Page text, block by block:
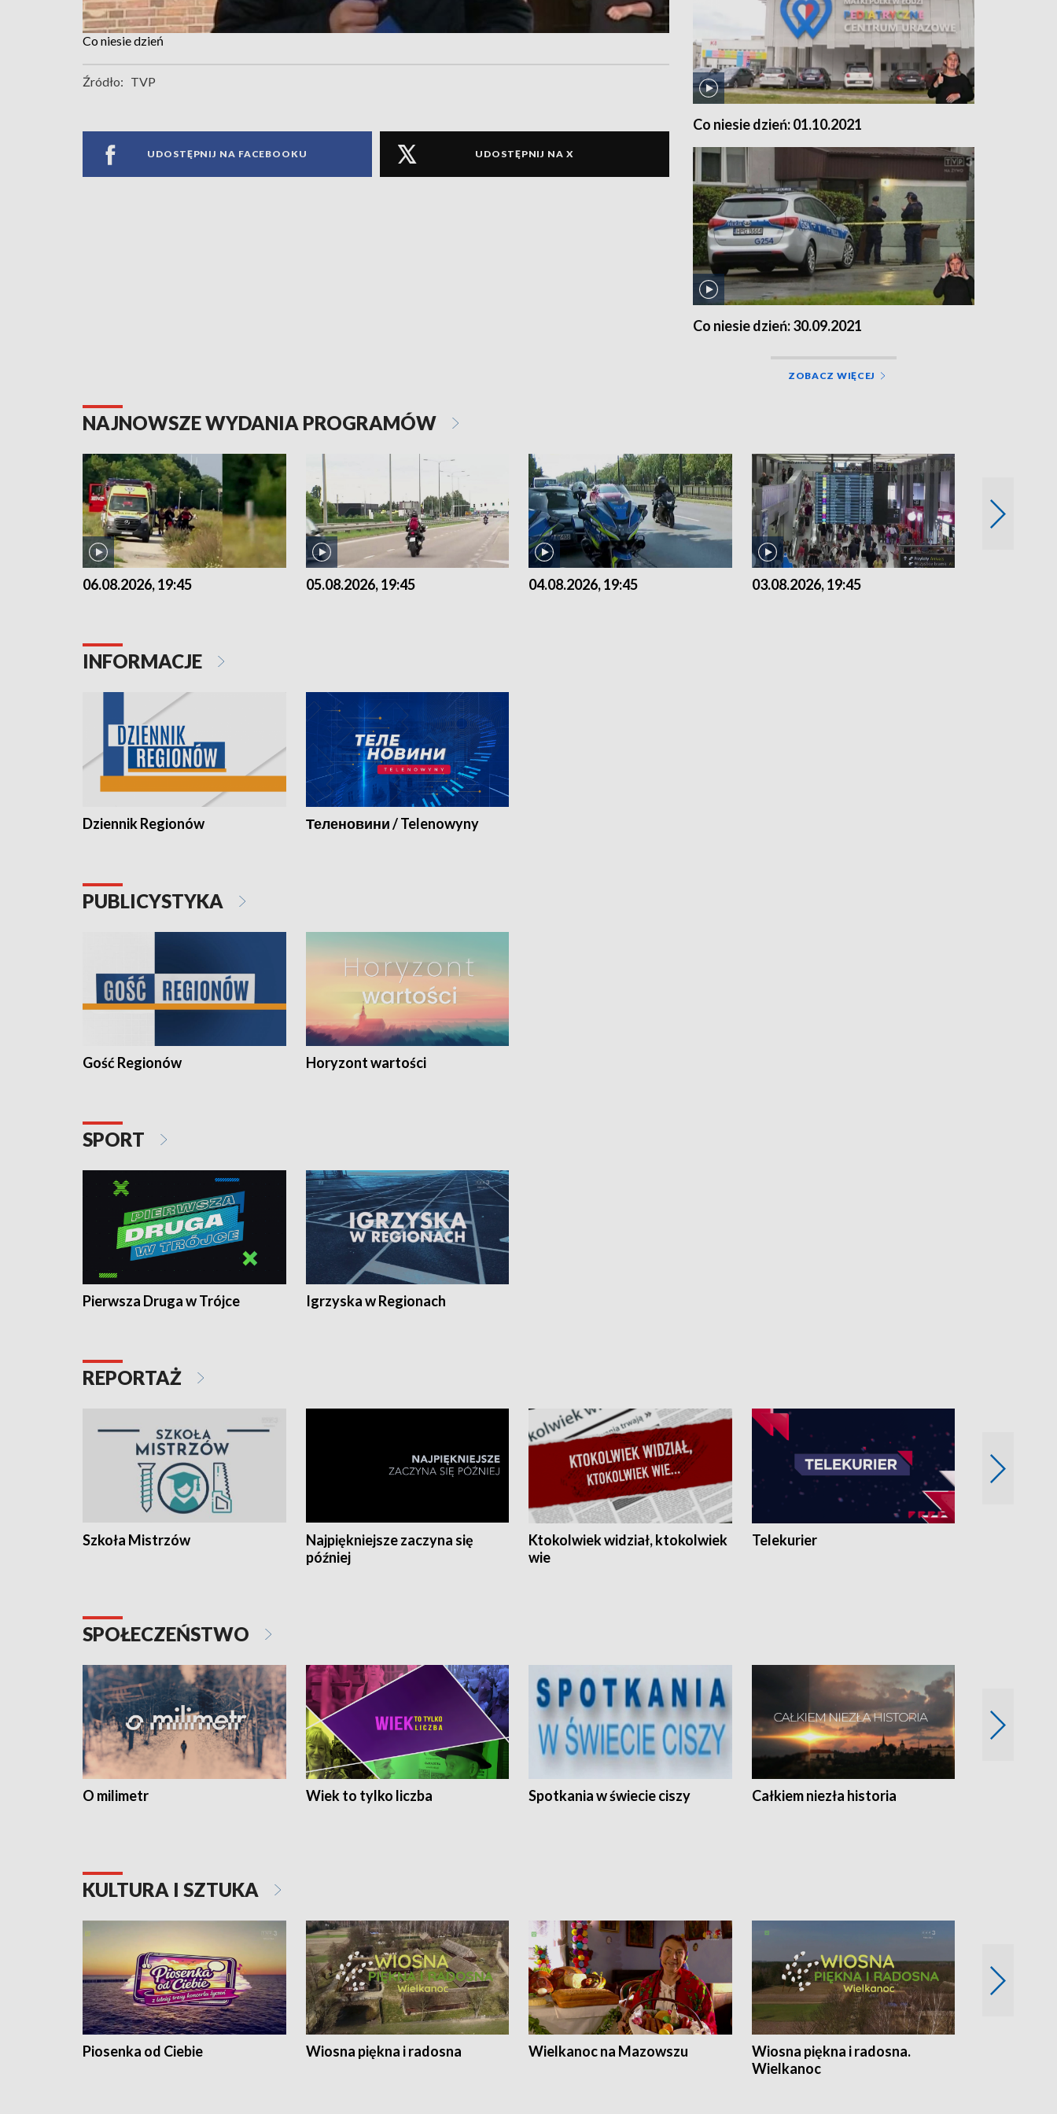
Co niesie dzień
Źródło: TVP
UDOSTĘPNIJ NA FACEBOOKU UDOSTĘPNIJ NA X
Co niesie dzień: 01.10.2021
Co niesie dzień: 30.09.2021
ZOBACZ WIĘCEJ
NAJNOWSZE WYDANIA PROGRAMÓW
06.08.2026, 19:45 05.08.2026, 19:45 04.08.2026, 19:45 03.08.2026, 19:45
INFORMACJE
Dziennik Regionów Теленовини / Telenowyny
PUBLICYSTYKA
Gość Regionów Horyzont wartości
SPORT
Pierwsza Druga w Trójce Igrzyska w Regionach
REPORTAŻ
Szkoła Mistrzów
Najpiękniejsze zaczyna się
później
Ktokolwiek widział, ktokolwiek
wie
Telekurier
SPOŁECZEŃSTWO
O milimetr Wiek to tylko liczba Spotkania w świecie ciszy Całkiem niezła historia
KULTURA I SZTUKA
Piosenka od Ciebie Wiosna piękna i radosna Wielkanoc na Mazowszu
Wiosna piękna i radosna.
Wielkanoc